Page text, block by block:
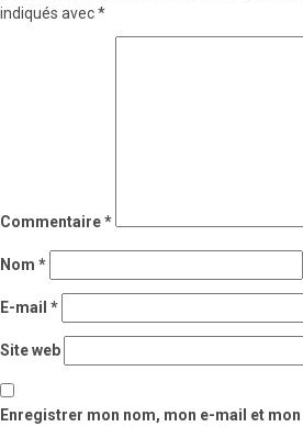
indiqués avec*
Commentaire*
Nom *
E-mail *
Site web
Enregistrer mon nom, mon e-mail et